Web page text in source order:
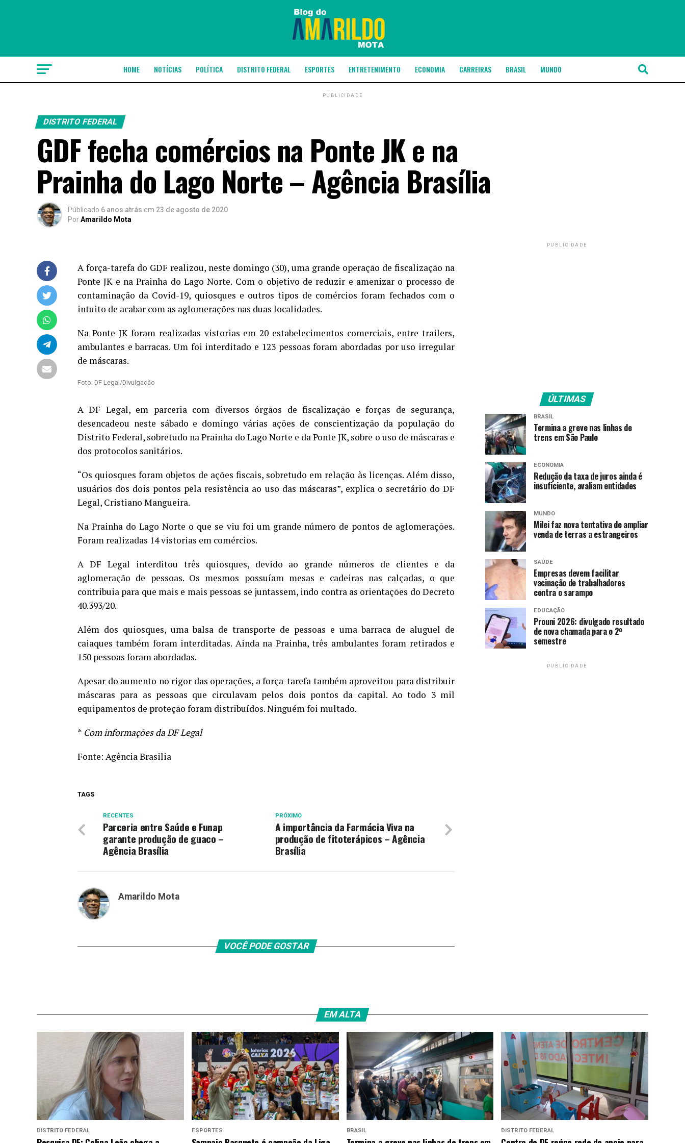
HOME NOTÍCIAS POLÍTICA DISTRITO FEDERAL ESPORTES ENTRETENIMENTO ECONOMIA CARREIRAS BRASIL MUNDO
PUBLICIDADE
DISTRITO FEDERAL
GDF fecha comércios na Ponte JK e na
Prainha do Lago Norte – Agência Brasília
Públicado 6 anos atrás em 23 de agosto de 2020
PorAmarildo Mota
A força-tarefa do GDF realizou, neste domingo (30), uma grande operação de fiscalização na
Ponte JK e na Prainha do Lago Norte. Com o objetivo de reduzir e amenizar o processo de
contaminação da Covid-19, quiosques e outros tipos de comércios foram fechados com o
intuito de acabar com as aglomerações nas duas localidades.
Na Ponte JK foram realizadas vistorias em 20 estabelecimentos comerciais, entre trailers,
ambulantes e barracas. Um foi interditado e 123 pessoas foram abordadas por uso irregular
de máscaras.
Foto: DF Legal/Divulgação
A DF Legal, em parceria com diversos órgãos de fiscalização e forças de segurança,
desencadeou neste sábado e domingo várias ações de conscientização da população do
Distrito Federal, sobretudo na Prainha do Lago Norte e da Ponte JK, sobre o uso de máscaras e
dos protocolos sanitários.
“Os quiosques foram objetos de ações fiscais, sobretudo em relação às licenças. Além disso,
usuários dos dois pontos pela resistência ao uso das máscaras”, explica o secretário do DF
Legal, Cristiano Mangueira.
Na Prainha do Lago Norte o que se viu foi um grande número de pontos de aglomerações.
Foram realizadas 14 vistorias em comércios.
A DF Legal interditou três quiosques, devido ao grande números de clientes e da
aglomeração de pessoas. Os mesmos possuíam mesas e cadeiras nas calçadas, o que
contribuia para que mais e mais pessoas se juntassem, indo contra as orientações do Decreto
40.393/20.
Além dos quiosques, uma balsa de transporte de pessoas e uma barraca de aluguel de
caiaques também foram interditadas. Ainda na Prainha, três ambulantes foram retirados e
150 pessoas foram abordadas.
Apesar do aumento no rigor das operações, a força-tarefa também aproveitou para distribuir
máscaras para as pessoas que circulavam pelos dois pontos da capital. Ao todo 3 mil
equipamentos de proteção foram distribuídos. Ninguém foi multado.
* Com informações da DF Legal
Fonte: Agência Brasilia
TAGS
PRÓXIMO
A importância da Farmácia Viva na
produção de fitoterápicos – Agência
Brasília
RECENTES
Parceria entre Saúde e Funap
garante produção de guaco –
Agência Brasília
Amarildo Mota
VOCÊ PODE GOSTAR
PUBLICIDADE
ÚLTIMAS
BRASIL
Termina a greve nas linhas de
trens em São Paulo
ECONOMIA
Redução da taxa de juros ainda é
insuficiente, avaliam entidades
MUNDO
Milei faz nova tentativa de ampliar
venda de terras a estrangeiros
SAÚDE
Empresas devem facilitar
vacinação de trabalhadores
contra o sarampo
EDUCAÇÃO
Prouni 2026: divulgado resultado
de nova chamada para o 2º
semestre
PUBLICIDADE
EM ALTA
DISTRITO FEDERAL ESPORTES BRASIL DISTRITO FEDERAL